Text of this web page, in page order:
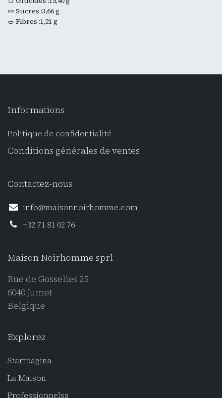
🍬 Sucres :3,66 g
🥗 Fibres :1,21 g
Informations
Politique de confidentialité
Conditions générales de ventes
Contactez-nous
info@maisonnoirhomme.com
+32 71 81 02 76
Maison Noirhomme sprl
Rue de Gosselies 25
6040 Jumet
Belgique
Explorez
Startpagina
La Maison
Professionnelss